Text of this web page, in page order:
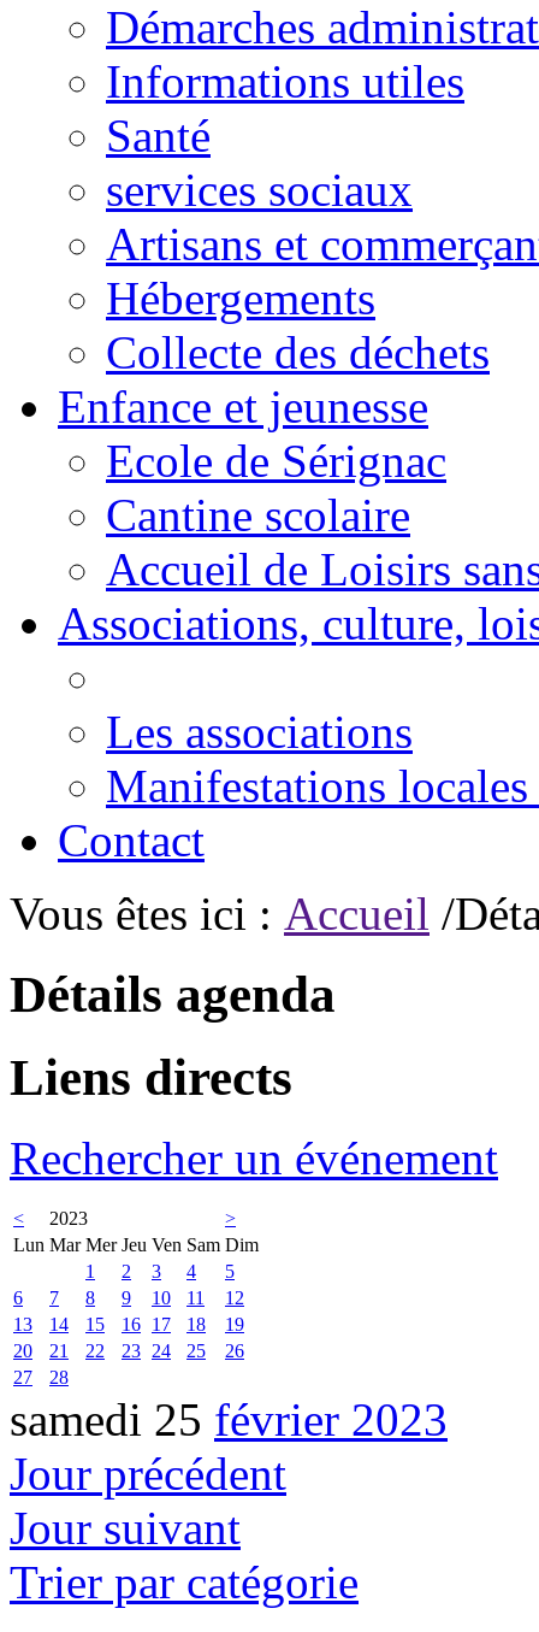
Démarches
Informations utiles
Santé
services sociaux
Artisans et
Hébergements
Collecte des déchets
Enfance et jeunesse
Ecole de Sérignac
Cantine scolaire
Accueil de Loisirs
Associations, culture,
Les associations
Manifestations locales
Contact
Vous êtes ici : Accueil /
Détails agenda
Liens directs
Rechercher un événement
< 2023
>
Lun Mar Mer Jeu Ven Sam Dim
1
2 3 4
5
6
7 8 9 10 11
12
13
14 15 16 17 18
19
20
21 22 23 24 25
26
27
28
samedi 25 février 2023
Jour précédent
Jour suivant
Trier par catégorie